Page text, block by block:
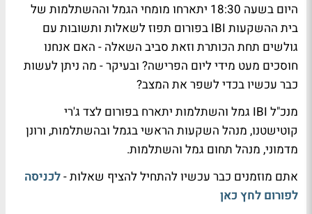
היום בשעה 18:30 יתארחו מומחי הגמל וההשתלמות של
בית ההשקעות IBI בפורום תפוז לשאלות ותשובות עם
גולשים תחת הכותרת וזאת סביב השאלה - האם אנחנו
חוסכים מעט מידי ליום הפרישה? ובעיקר - מה ניתן לעשות
כבר עכשיו בכדי לשפר את המצב?
מנכ"ל IBI גמל והשתלמות יתארח בפורום לצד ג'רי
קוטישטנו, מנהל השקעות הראשי בגמל ובהשתלמות, ורונן
מדמוני, מנהל תחום גמל והשתלמות.
אתם מוזמנים כבר עכשיו להתחיל להציף שאלות -לכניסה
לפורום לחץ כאן